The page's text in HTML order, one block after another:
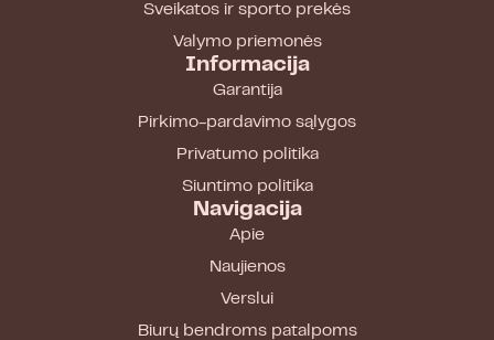
Sveikatos ir sporto prekės
Valymo priemonės
Informacija
Garantija
Pirkimo-pardavimo sąlygos
Privatumo politika
Siuntimo politika
Navigacija
Apie
Naujienos
Verslui
Biurų bendroms patalpoms